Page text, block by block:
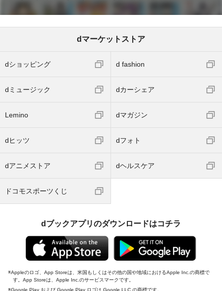
dマーケットストア
dショッピング d fashion
dミュージック dカーシェア
Lemino dマガジン
dヒッツ dフォト
dアニメストア dヘルスケア
ドコモスポーツくじ
dブックアプリのダウンロードはコチラ
Appleのロゴ、App Storeは、米国もしくはその他の国や地域におけるApple Inc.の商標で
す。App Storeは、Apple Inc.のサービスマークです。
Google Play および Google Play ロゴは Google LLC の商標です。